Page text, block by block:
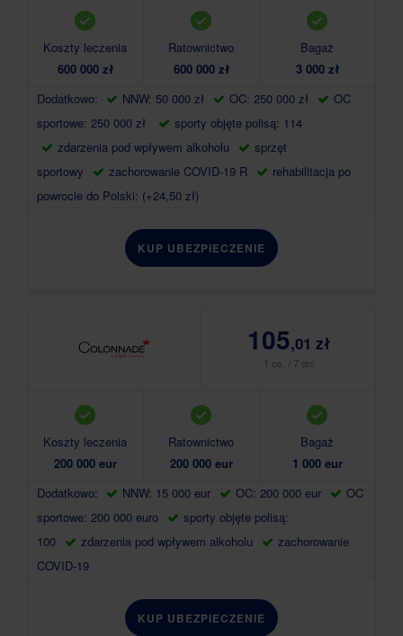
Koszty leczenia
600 000 zł
Ratownictwo
600 000 zł
Bagaż
3 000 zł
Dodatkowo:
NNW: 50 000 zł OC: 250 000 zł
OC
sportowe: 250 000 zł
sporty objęte polisą: 114
zdarzenia pod wpływem alkoholu
sprzęt
sportowy
zachorowanie COVID-19 R
rehabilitacja po
powrocie do Polski: (+24,50 zł)
KUP UBEZPIECZENIE
Koszty leczenia
200 000 eur
Ratownictwo
200 000 eur
Bagaż
1 000 eur
Dodatkowo:
NNW: 15 000 eur OC: 200 000 eur
OC
sportowe: 200 000 euro
sporty objęte polisą:
100
zdarzenia pod wpływem alkoholu
zachorowanie
COVID-19
105,01 zł
1 os. / 7 dni
KUP UBEZPIECZENIE